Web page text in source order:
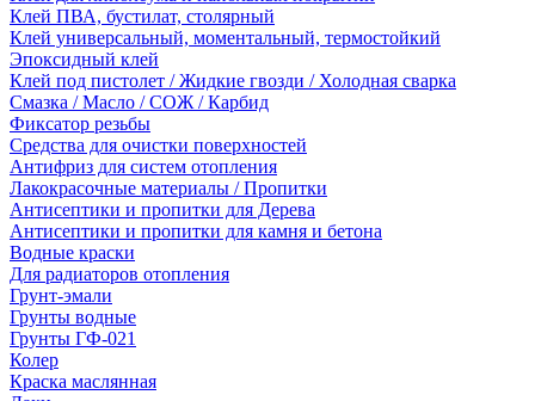
Клей ПВА, бустилат, столярный
Клей универсальный, моментальный, термостойкий
Эпоксидный клей
Клей под пистолет / Жидкие гвозди / Холодная сварка
Смазка / Масло / СОЖ / Карбид
Фиксатор резьбы
Средства для очистки поверхностей
Антифриз для систем отопления
Лакокрасочные материалы / Пропитки
Антисептики и пропитки для Дерева
Антисептики и пропитки для камня и бетона
Водные краски
Для радиаторов отопления
Грунт-эмали
Грунты водные
Грунты ГФ-021
Колер
Краска маслянная